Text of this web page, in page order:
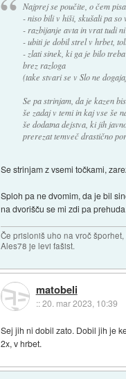
Najprej se poučite, o čem
- niso bili v hiši, skušali pa
- razbijanje avta in vrat tudi
- ubiti je dobil strel v hrbet,
- zlati sinek, ki ga je bilo
brez razloga
(take stvari se v Slo ne
Se pa strinjam, da je kazen
še zadaj v temi in kaj vse še
še dodatna dejstva, ki jih
prerezat temveč drastično
Se strinjam z vsemi točkami,
Sploh pa ne dvomim, da je bil
na dvorišču se mi zdi pa prehuda.
Če prisloniš uho na vroč
Ales78 je levi fašist.
matobeli
::20. mar 2023, 10:39
Sej jih ni dobil zato. Dobil jih je
2x, v hrbet.